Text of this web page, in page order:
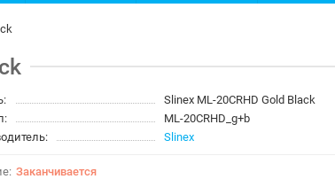
Slinex ML-20CRHD Gold Black
ML-20CRHD_g+b
Slinex
Заканчивается